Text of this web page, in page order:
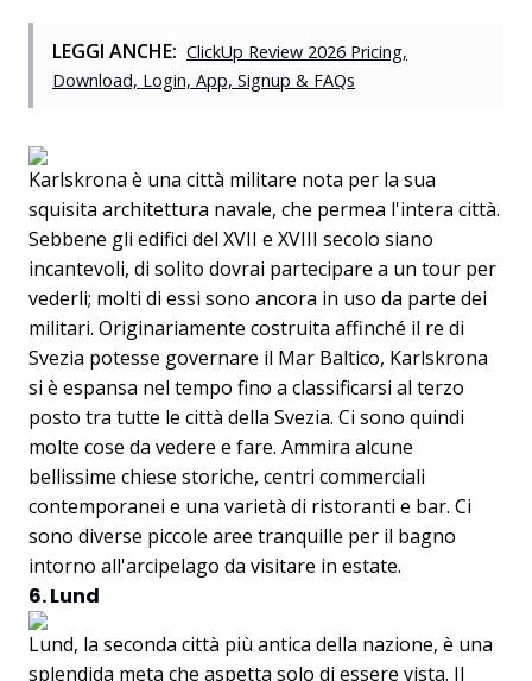
LEGGI ANCHE: ClickUp Review 2026 Pricing,
Download, Login, App, Signup & FAQs
Karlskrona è una città militare nota per la sua
squisita architettura navale, che permea l'intera città.
Sebbene gli edifici del XVII e XVIII secolo siano
incantevoli, di solito dovrai partecipare a un tour per
vederli; molti di essi sono ancora in uso da parte dei
militari. Originariamente costruita affinché il re di
Svezia potesse governare il Mar Baltico, Karlskrona
si è espansa nel tempo fino a classificarsi al terzo
posto tra tutte le città della Svezia. Ci sono quindi
molte cose da vedere e fare. Ammira alcune
bellissime chiese storiche, centri commerciali
contemporanei e una varietà di ristoranti e bar. Ci
sono diverse piccole aree tranquille per il bagno
intorno all'arcipelago da visitare in estate.
6. Lund
Lund, la seconda città più antica della nazione, è una
splendida meta che aspetta solo di essere vista. Il